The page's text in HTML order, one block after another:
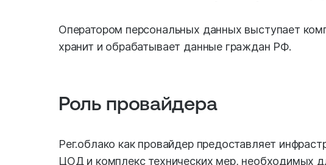
Оператором персональных данных выступает
хранит и обрабатывает данные граждан РФ.
Роль провайдера
Рег.облако как провайдер предоставляет
ЦОД и комплекс технических мер, необходимых